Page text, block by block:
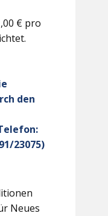
€ pro
den
23075)
Neues